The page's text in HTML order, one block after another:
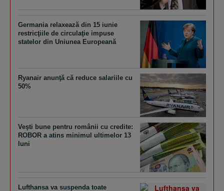
Germania relaxează din 15 iunie
restricţiile de circulaţie impuse
statelor din Uniunea Europeană
Ryanair anunţă că reduce salariile cu
50%
Veşti bune pentru românii cu credite:
ROBOR a atins minimul ultimelor 13
luni
Lufthansa va suspenda toate